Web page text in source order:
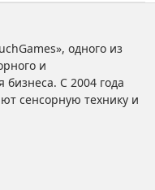
одного из
и
бизнеса. С 2004 года
сенсорную технику и